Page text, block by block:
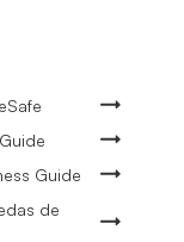
Guide
de